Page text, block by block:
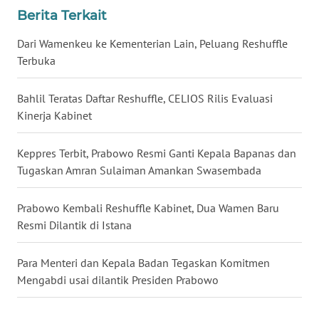
Berita Terkait
Dari Wamenkeu ke Kementerian Lain, Peluang Reshuffle
Terbuka
Bahlil Teratas Daftar Reshuffle, CELIOS Rilis Evaluasi
Kinerja Kabinet
Keppres Terbit, Prabowo Resmi Ganti Kepala Bapanas dan
Tugaskan Amran Sulaiman Amankan Swasembada
Prabowo Kembali Reshuffle Kabinet, Dua Wamen Baru
Resmi Dilantik di Istana
Para Menteri dan Kepala Badan Tegaskan Komitmen
Mengabdi usai dilantik Presiden Prabowo
WN
WN
JOGJA
WN
JATIM
WN
BALI
WN
WN